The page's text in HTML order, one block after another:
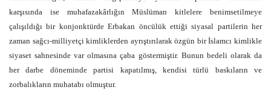
karşısında ise muhafazakârlığın Müslüman kitlelere benimsetilmeye
çalışıldığı bir konjonktürde Erbakan öncülük ettiği siyasal partilerin her
zaman sağcı-milliyetçi kimliklerden ayrıştırılarak özgün bir İslamcı kimlikle
siyaset sahnesinde var olmasına çaba göstermiştir. Bunun bedeli olarak da
her darbe döneminde partisi kapatılmış, kendisi türlü baskıların ve
zorbalıkların muhatabı olmuştur.